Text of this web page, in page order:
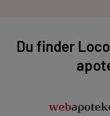
Du finder